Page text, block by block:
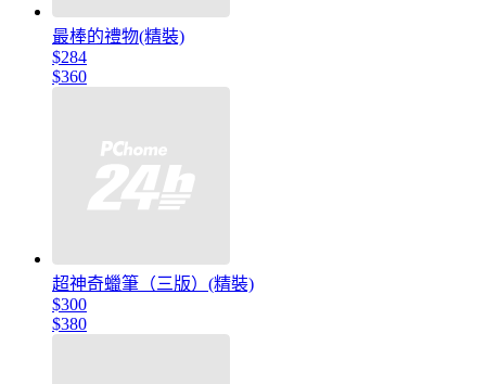
最棒的禮物(精裝)
$284
$360
超神奇蠟筆（三版）(精裝)
$300
$380